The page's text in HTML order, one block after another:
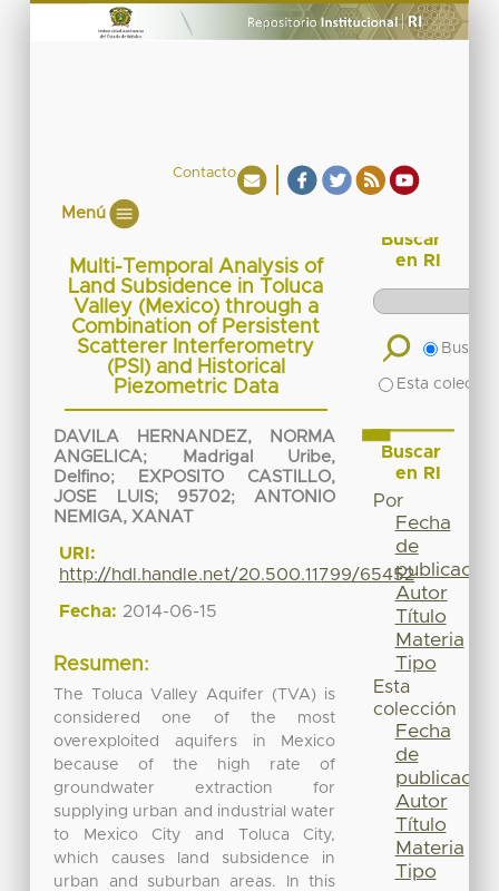
Contacto
Menú
Multi-Temporal Analysis of
Land Subsidence in Toluca
Valley (Mexico) through a
Combination of Persistent
Scatterer Interferometry
(PSI) and Historical
Piezometric Data
DAVILA HERNANDEZ, NORMA
ANGELICA;
Madrigal Uribe,
Delfino;
EXPOSITO CASTILLO,
JOSE LUIS; 95702;ANTONIO
NEMIGA, XANAT
URI:
http://hdl.handle.net/20.500.11799/65452
Fecha: 2014-06-15
Resumen:
The Toluca Valley Aquifer (TVA) is
considered one of the most
overexploited aquifers in Mexico
because of the high rate of
groundwater extraction for
supplying urban and industrial water
to Mexico City and Toluca City,
which causes land subsidence in
urban and suburban areas. In this
Buscar
en RI
Buscar
Esta
Buscar
en RI
Por
Fecha
de
publicación
Autor
Título
Materia
Tipo
Esta
colección
Fecha
de
publicación
Autor
Título
Materia
Tipo